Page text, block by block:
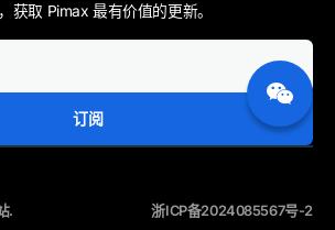
获取 Pimax 最有价值的更新。
订阅
. 浙ICP备2024085567号-2